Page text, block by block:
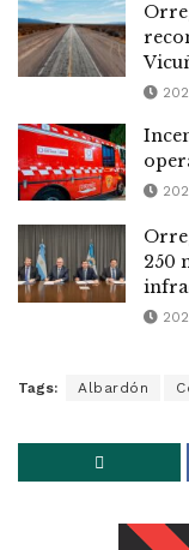
250
Tags: Albardón